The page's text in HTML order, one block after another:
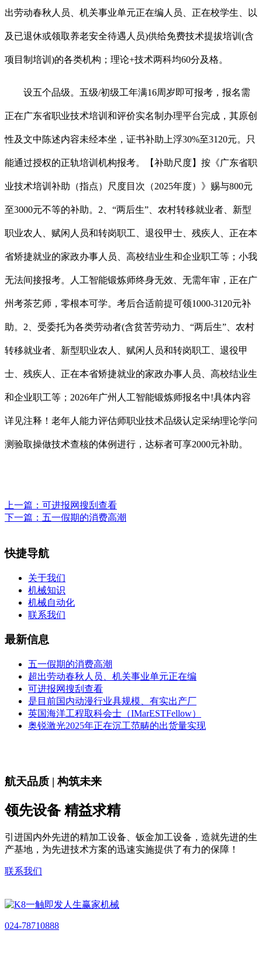
出劳动春秋人员、机关事业单元正在编人员、正在校学生、以
及已退休或领取养老安全待遇人员)供给免费技术提拔培训(含
项目制培训)的各类机构；理论+技术两科均60分及格。
设五个品级。五级/初级工年满16周岁即可报考，报名需
正在广东省职业技术培训和评价实名制办理平台完成，其原创
性及文中陈述内容未经本坐，证书补助上浮30%至3120元。只
能通过授权的正轨培训机构报考。【补助尺度】按《广东省职
业技术培训补助（指点）尺度目次（2025年度）》赐与800元
至3000元不等的补助。2、“两后生”、农村转移就业者、新型
职业农人、赋闲人员和转岗职工、退役甲士、残疾人、正在本
省矫捷就业的家政办事人员、高校结业生和企业职工等；小我
无法间接报考。人工智能锻炼师终身无效、无需年审，正在广
州考茶艺师，零根本可学。考后合适前提可领1000-3120元补
助。2、受委托为各类劳动者(含贫苦劳动力、“两后生”、农村
转移就业者、新型职业农人、赋闲人员和转岗职工、退役甲
士、残疾人、正在本省矫捷就业的家政办事人员、高校结业生
和企业职工等；2026年广州人工智能锻炼师报名中!具体内容
详见注释！老年人能力评估师职业技术品级认定采纳理论学问
测验取操做技术查核的体例进行，达标者可享2000元补助。
上一篇： 可进报网搜刮查看
下一篇： 五一假期的消费高潮
快捷导航
关于我们
机械知识
机械自动化
联系我们
最新信息
五一假期的消费高潮
超出劳动春秋人员、机关事业单元正在编
可进报网搜刮查看
是目前国内动漫行业具规模、有实出产厂
英国海洋工程取科会士（IMarESTFellow）
奥锐激光2025年正在沉工范畴的出货量实现
航天品质 | 构筑未来
领先设备 精益求精
引进国内外先进的精加工设备、钣金加工设备，造就先进的生
产基地，为先进技术方案的迅速实施提供了有力的保障！
联系我们
024-78710888